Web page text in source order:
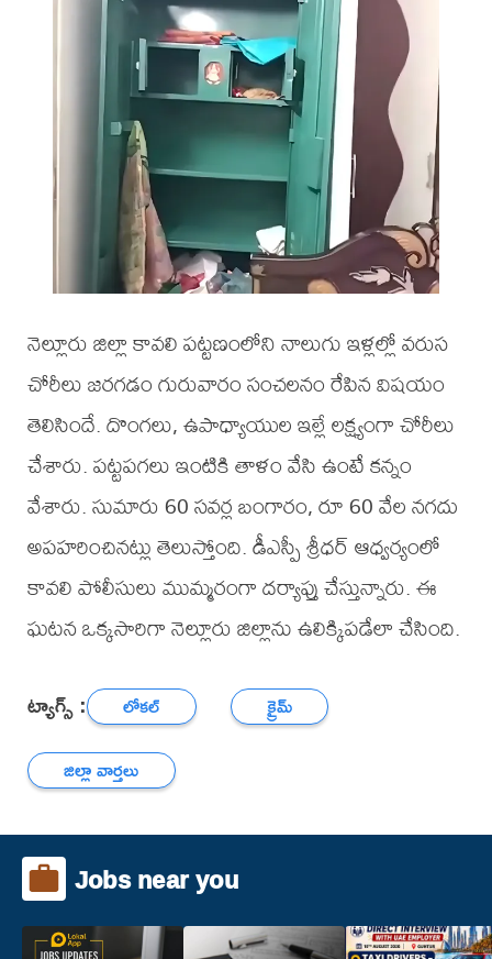
నెల్లూరు జిల్లా కావలి పట్టణంలోని నాలుగు ఇళ్లల్లో వరుస
చోరీలు జరగడం గురువారం సంచలనం రేపిన విషయం
తెలిసిందే. దొంగలు, ఉపాధ్యాయుల ఇల్లే లక్ష్యంగా చోరీలు
చేశారు. పట్టపగలు ఇంటికి తాళం వేసి ఉంటే కన్నం
వేశారు. సుమారు 60 సవర్ల బంగారం, రూ 60 వేల నగదు
అపహరించినట్లు తెలుస్తోంది. డీఎస్పీ శ్రీధర్ ఆధ్వర్యంలో
కావలి పోలీసులు ముమ్మరంగా దర్యాప్తు చేస్తున్నారు. ఈ
ఘటన ఒక్కసారిగా నెల్లూరు జిల్లాను ఉలిక్కిపడేలా చేసింది.
ట్యాగ్స్ : లోకల్
క్రైమ్
జిల్లా వార్తలు
Jobs near you